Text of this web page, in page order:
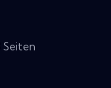
Seiten